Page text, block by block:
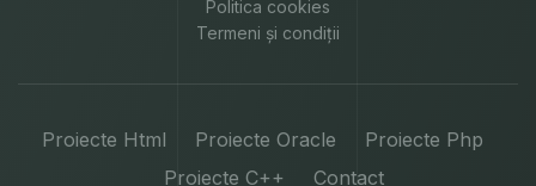
Politica cookies
Termeni și condiții
Proiecte Html Proiecte Oracle
Proiecte Php
Proiecte C++
Contact